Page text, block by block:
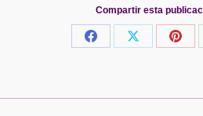
Compartir esta
Share
Share